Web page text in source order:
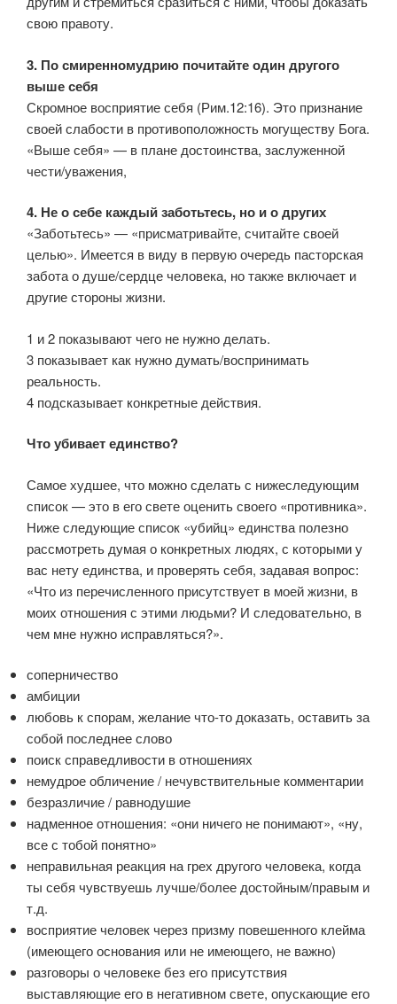
свою правоту.
3. По смиренномудрию почитайте один другого
выше себя
Скромное восприятие себя (Рим.12:16). Это признание
своей слабости в противоположность могуществу Бога.
«Выше себя» — в плане достоинства, заслуженной
чести/уважения,
4. Не о себе каждый заботьтесь, но и о других
«Заботьтесь» — «присматривайте, считайте своей
целью». Имеется в виду в первую очередь пасторская
забота о душе/сердце человека, но также включает и
другие стороны жизни.
1 и 2 показывают чего не нужно делать.
3 показывает как нужно думать/воспринимать
реальность.
4 подсказывает конкретные действия.
Что убивает единство?
Самое худшее, что можно сделать с нижеследующим
список — это в его свете оценить своего «противника».
Ниже следующие список «убийц» единства полезно
рассмотреть думая о конкретных людях, с которыми у
вас нету единства, и проверять себя, задавая вопрос:
«Что из перечисленного присутствует в моей жизни, в
моих отношения с этими людьми? И следовательно, в
чем мне нужно исправляться?».
соперничество
амбиции
любовь к спорам, желание что-то доказать, оставить за
собой последнее слово
поиск справедливости в отношениях
немудрое обличение / нечувствительные комментарии
безразличие / равнодушие
надменное отношения: «они ничего не понимают», «ну,
все с тобой понятно»
неправильная реакция на грех другого человека, когда
ты себя чувствуешь лучше/более достойным/правым и
т.д.
восприятие человек через призму повешенного клейма
(имеющего основания или не имеющего, не важно)
разговоры о человеке без его присутствия
выставляющие его в негативном свете, опускающие его